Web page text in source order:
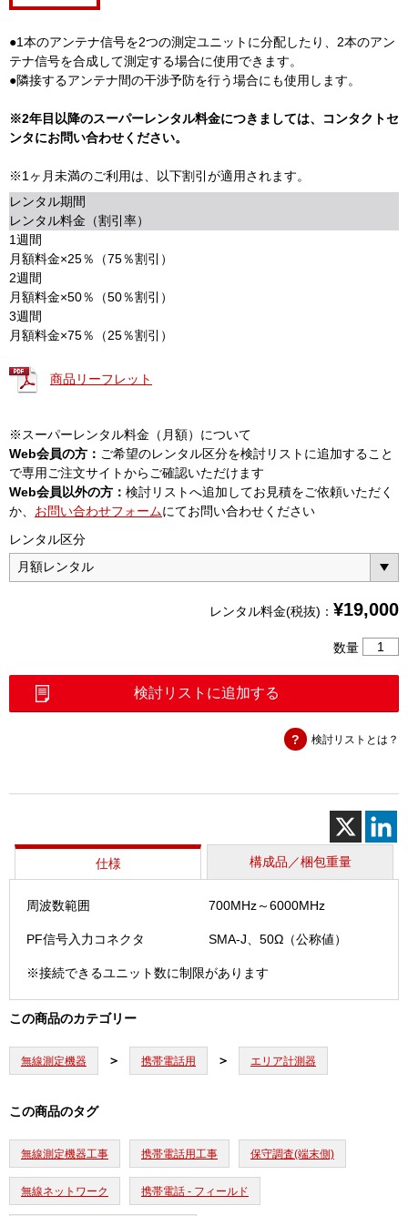
●1本のアンテナ信号を2つの測定ユニットに分配したり、2本のアン
テナ信号を合成して測定する場合に使用できます。
●隣接するアンテナ間の干渉予防を行う場合にも使用します。
※2年目以降のスーパーレンタル料金につきましては、コンタクトセ
ンタにお問い合わせください。
※1ヶ月未満のご利用は、以下割引が適用されます。
レンタル期間
レンタル料金（割引率）
1週間
月額料金×25％（75％割引）
2週間
月額料金×50％（50％割引）
3週間
月額料金×75％（25％割引）
商品リーフレット
※スーパーレンタル料金（月額）について
Web会員の方： ご希望のレンタル区分を検討リストに追加すること
で専用ご注文サイトからご確認いただけます
Web会員以外の方： 検討リストへ追加してお見積をご依頼いただく
か、 お問い合わせフォームにてお問い合わせください
レンタル区分
レンタル料金(税抜)： ¥19,000
数量
ユ
ト
Ⅱ（
個
検討リストに追加する
検討リストとは？
仕様 構成品／梱包重量
周波数範囲 700MHz～6000MHz
PF信号入力コネクタ SMA-J、50Ω（公称値）
※接続できるユニット数に制限があります
この商品のカテゴリー
無線測定機器 携帯電話用 エリア計測器
この商品のタグ
無線測定機器工事 携帯電話用工事 保守調査(端末側)
無線ネットワーク 携帯電話 - フィールド